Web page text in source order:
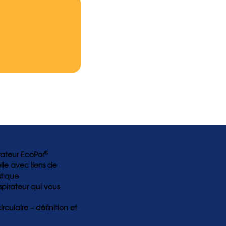
EcoPor®
avec liens de
qui vous
– définition et